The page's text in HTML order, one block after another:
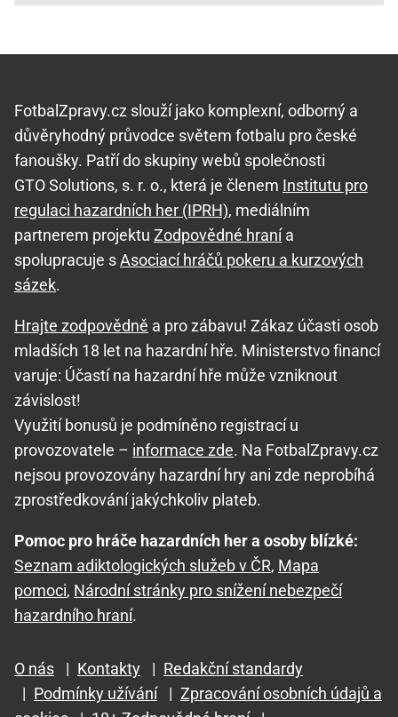
FotbalZpravy.cz slouží jako komplexní, odborný a
důvěryhodný průvodce světem fotbalu pro české
fanoušky. Patří do skupiny webů společnosti
GTO Solutions, s. r. o., která je členem Institutu pro
regulaci hazardních her (IPRH), mediálním
partnerem projektu Zodpovědné hranía
spolupracuje sAsociací hráčů pokeru a kurzových
sázek.
Hrajte zodpovědně a pro zábavu! Zákaz účasti osob
mladších 18 let na hazardní hře. Ministerstvo financí
varuje: Účastí na hazardní hře může vzniknout
závislost!
Využití bonusů je podmíněno registrací u
provozovatele – informace zde. Na FotbalZpravy.cz
nejsou provozovány hazardní hry ani zde neprobíhá
zprostředkování jakýchkoliv plateb.
Pomoc pro hráče hazardních her a osoby blízké:
Seznam adiktologických služeb v ČR, Mapa
pomoci, Národní stránky pro snížení nebezpečí
hazardního hraní.
O nás | Kontakty | Redakční standardy
| Podmínky užívání | Zpracování osobních údajů a